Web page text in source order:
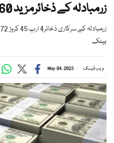
زرمبادلہ کے ذخائرمزید 60 لاکھ ڈالر کم ہوگئے
بینک
ویب ڈیسک May 04, 2023